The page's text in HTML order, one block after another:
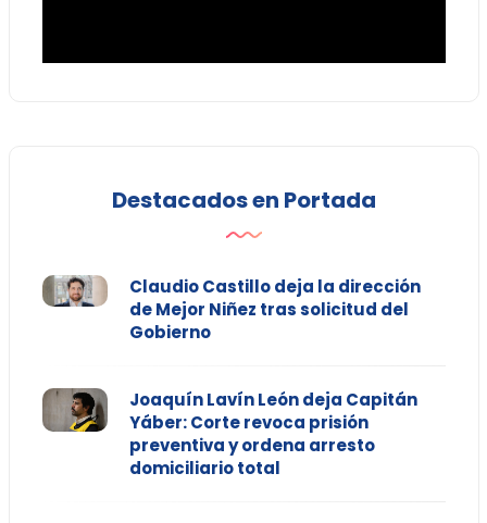
Destacados en Portada
Claudio Castillo deja la dirección
de Mejor Niñez tras solicitud del
Gobierno
Joaquín Lavín León deja Capitán
Yáber: Corte revoca prisión
preventiva y ordena arresto
domiciliario total